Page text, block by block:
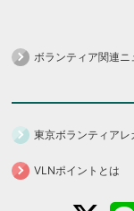
ボランティア関連ニ
東京ボランティア
VLNポイントとは